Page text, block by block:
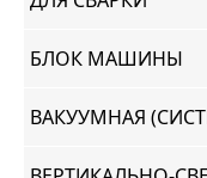
БЛОК МАШИНЫ
ВАКУУМНАЯ